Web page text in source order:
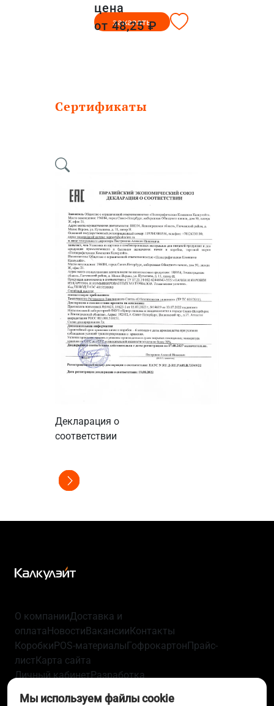
цена
от 48,25 ₽
заказать
Сертификаты
Декларация о
соответствии
О компанииДоставка и
оплатаНовостиВакансииКонтакты
КоробкиPOS-материалыГофрокартонПрайс-
листКарта сайта
Личный кабинетРазработка
Мы используем файлы cookie